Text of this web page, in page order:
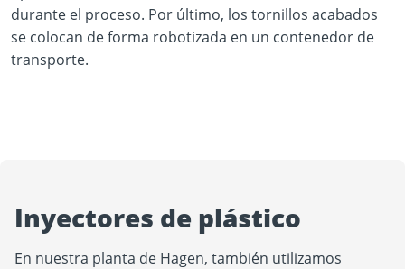
durante el proceso. Por último, los tornillos acabados
se colocan de forma robotizada en un contenedor de
transporte.
Inyectores de plástico
En nuestra planta de Hagen, también utilizamos